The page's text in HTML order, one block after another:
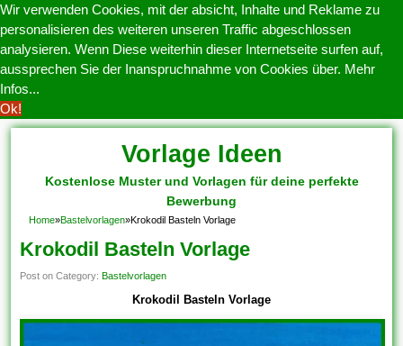
Wir verwenden Cookies, mit der absicht, Inhalte und Reklame zu
personalisieren des weiteren unseren Traffic abgeschlossen
analysieren. Wenn Diese weiterhin dieser Internetseite surfen auf,
aussprechen Sie der Inanspruchnahme von Cookies über. Mehr
Infos...
Ok!
Vorlage Ideen
Kostenlose Muster und Vorlagen für deine perfekte
Bewerbung
Home»Bastelvorlagen»Krokodil Basteln Vorlage
Krokodil Basteln Vorlage
Post on Category:Bastelvorlagen
Krokodil Basteln Vorlage